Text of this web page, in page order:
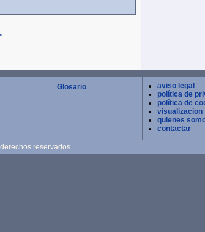
Glosario
aviso legal
política de
política de
visualizacion
quienes
contactar
reservados